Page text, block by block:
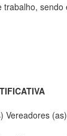
trabalho, sendo
Vereadores